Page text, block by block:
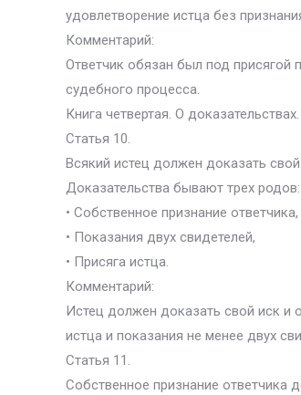
удовлетворение истца без
Комментарий:
Ответчик обязан был под присягой
судебного процесса.
Книга четвертая. О доказательствах.
Статья 10.
Всякий истец должен доказать
Доказательства бывают трех родов:
• Собственное признание ответчика,
• Показания двух свидетелей,
• Присяга истца.
Комментарий:
Истец должен доказать свой иск и
истца и показания не менее двух
Статья 11.
Собственное признание ответчика